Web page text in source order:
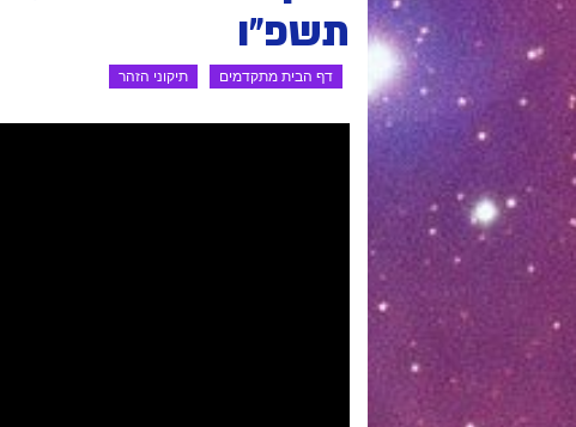
תשפ"ו
דף הבית מתקדמים תיקוני הזהר